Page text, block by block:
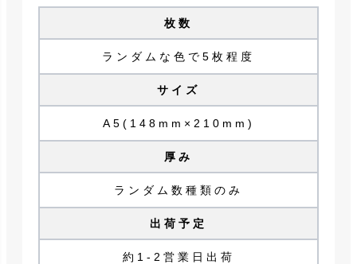
枚数
ランダムな色で5枚程度
サイズ
A5(148mm×210mm)
厚み
ランダム数種類のみ
出荷予定
約1-2営業日出荷